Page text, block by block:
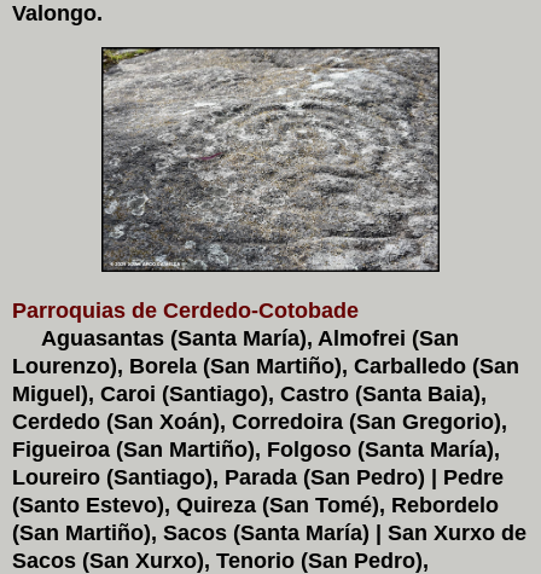
Valongo.
Parroquias de Cerdedo-Cotobade
Aguasantas (Santa María), Almofrei (San
Lourenzo), Borela (San Martiño), Carballedo (San
Miguel), Caroi (Santiago), Castro (Santa Baia),
Cerdedo (San Xoán), Corredoira (San Gregorio),
Figueiroa (San Martiño), Folgoso (Santa María),
Loureiro (Santiago), Parada (San Pedro) | Pedre
(Santo Estevo), Quireza (San Tomé), Rebordelo
(San Martiño), Sacos (Santa María) | San Xurxo de
Sacos (San Xurxo), Tenorio (San Pedro),